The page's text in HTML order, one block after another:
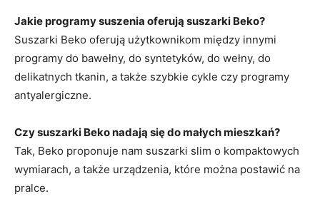
Jakie programy suszenia oferują suszarki Beko?
Suszarki Beko oferują użytkownikom między innymi
programy do bawełny, do syntetyków, do wełny, do
delikatnych tkanin, a także szybkie cykle czy programy
antyalergiczne.
Czy suszarki Beko nadają się do małych mieszkań?
Tak, Beko proponuje nam suszarki slim o kompaktowych
wymiarach, a także urządzenia, które można postawić na
pralce.